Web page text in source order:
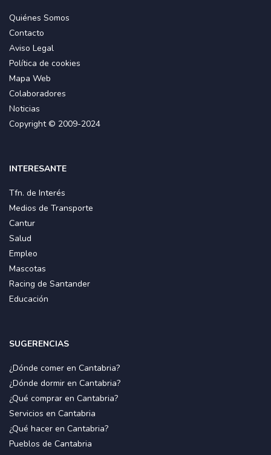
Quiénes Somos
Contacto
Aviso Legal
Política de cookies
Mapa Web
Colaboradores
Noticias
Copyright © 2009-2024
INTERESANTE
Tfn. de Interés
Medios de Transporte
Cantur
Salud
Empleo
Mascotas
Racing de Santander
Educación
SUGERENCIAS
¿Dónde comer en Cantabria?
¿Dónde dormir en Cantabria?
¿Qué comprar en Cantabria?
Servicios en Cantabria
¿Qué hacer en Cantabria?
Pueblos de Cantabria